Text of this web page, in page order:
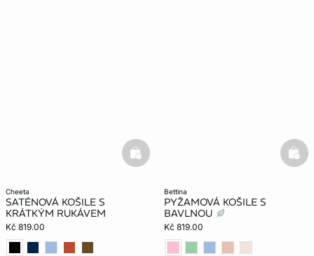
cheeta
SATÉNOVÁ KOŠILE S
KRÁTKÝM RUKÁVEM
Kč 819.00
basketfull
bettina
PYŽAMOVÁ KOŠILE S
BAVLNOU
Kč 819.00